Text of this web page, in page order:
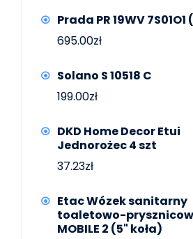
Prada PR 19WV
695.00zł
Solano S 10518 C
199.00zł
DKD Home Decor Etui
Jednorożec 4 szt
37.23zł
Etac Wózek sanitarny
toaletowo-
MOBILE 2 (5" koła)